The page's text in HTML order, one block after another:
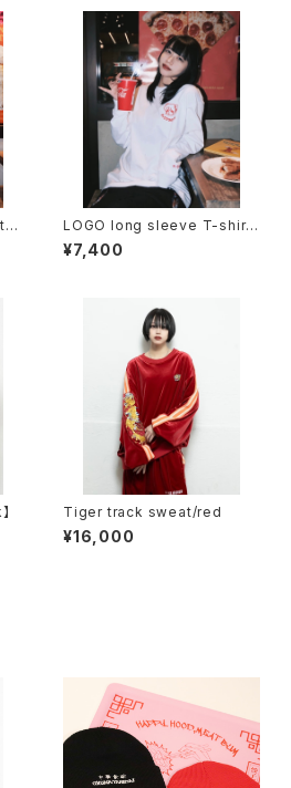
LOGO long sleeve T-shirt
【White】
¥7,400
Tiger track sweat/red
¥16,000